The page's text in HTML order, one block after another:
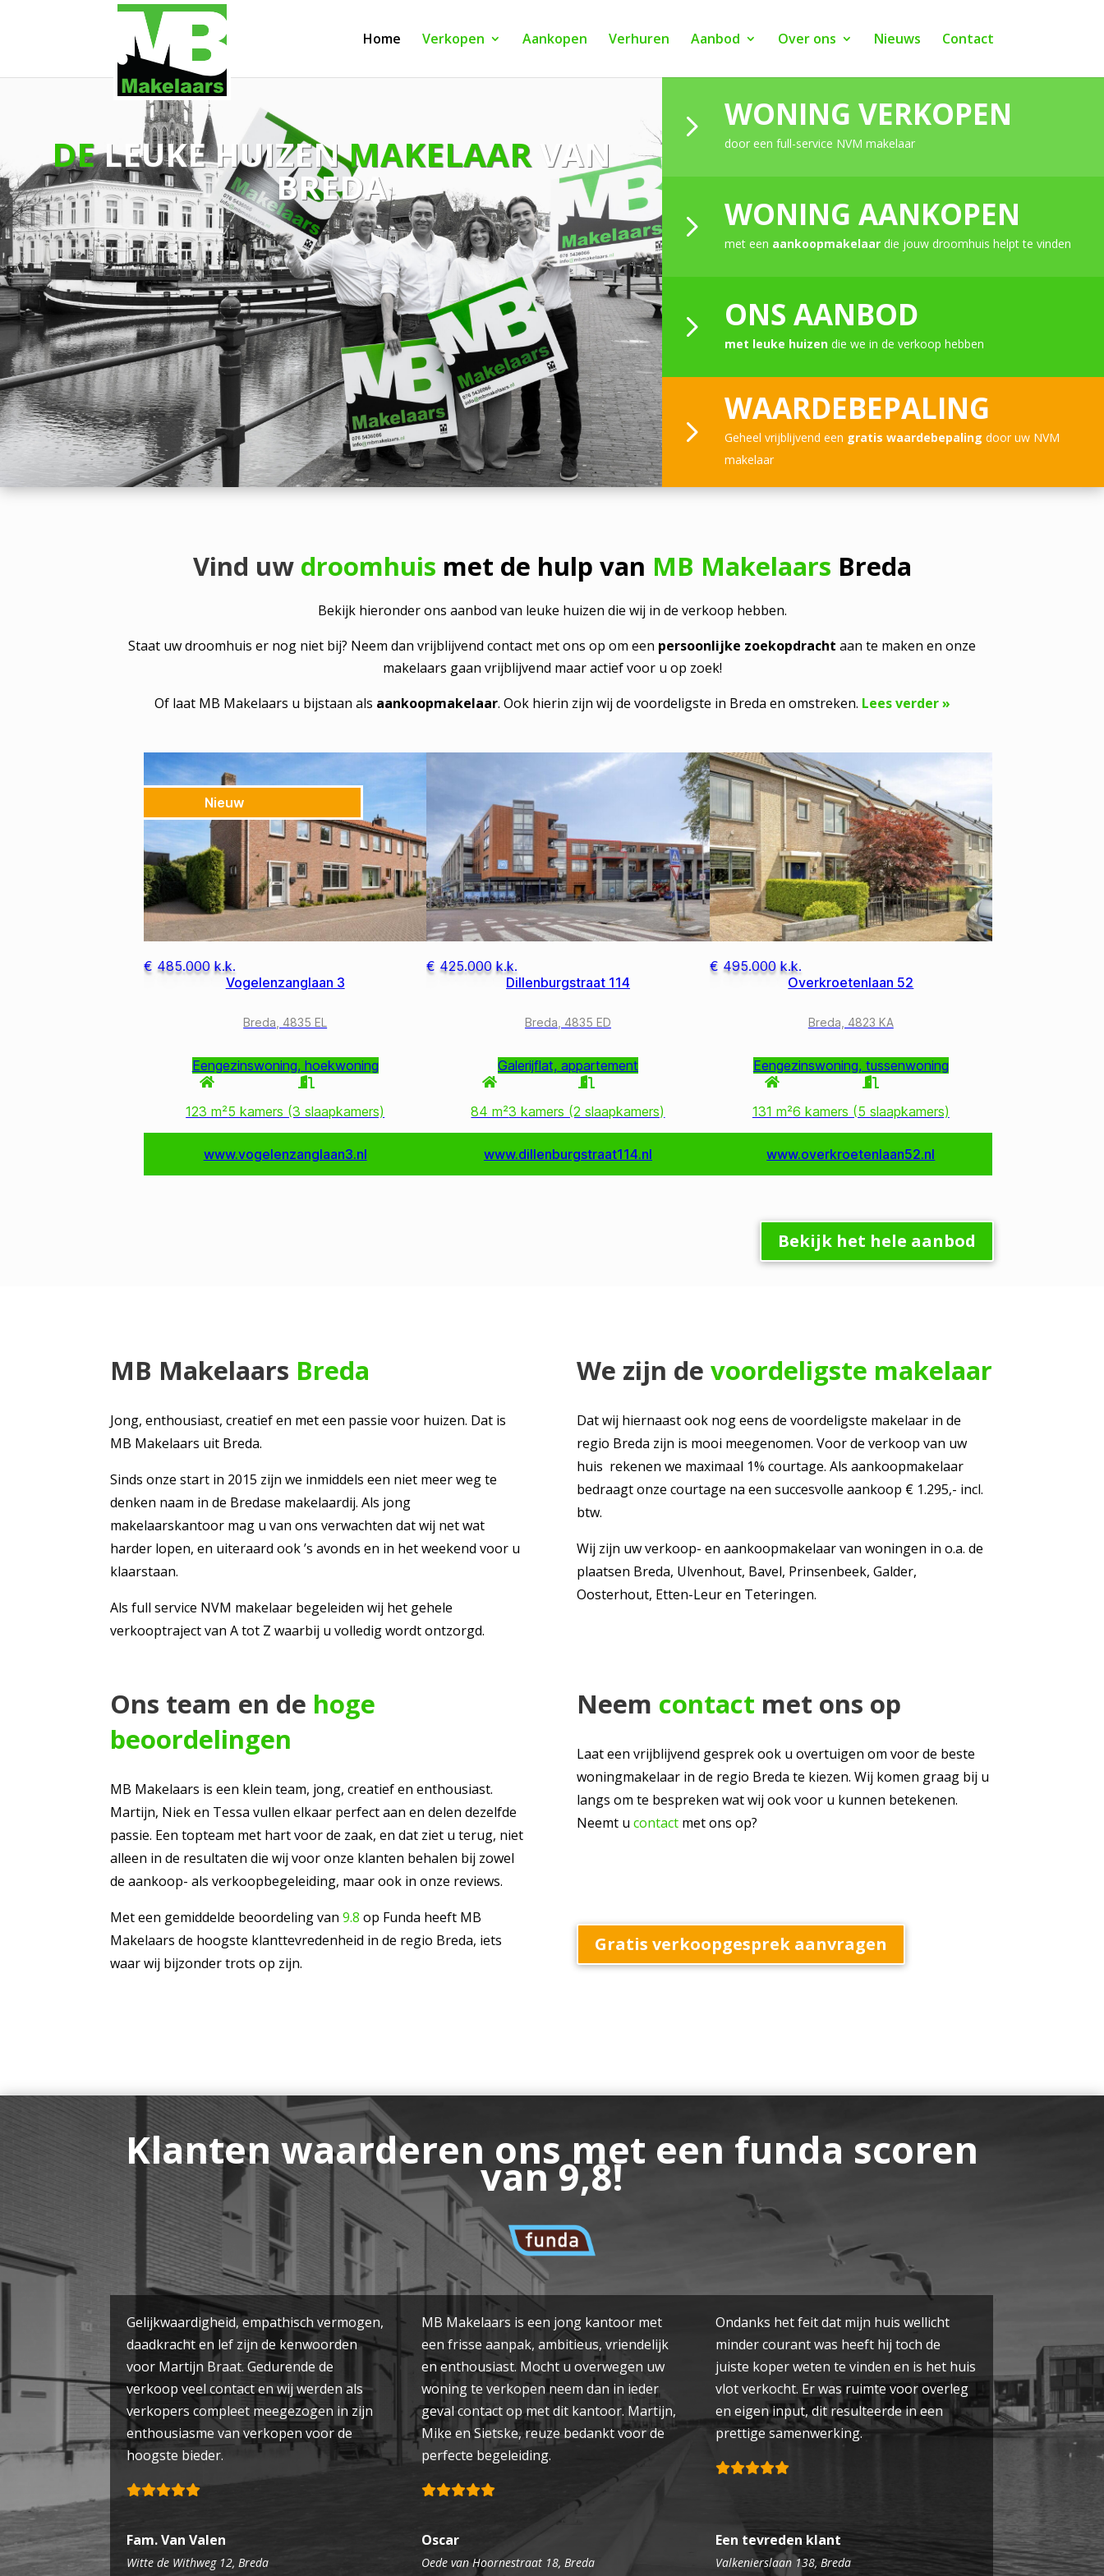
Home Verkopen Aankopen Verhuren Aanbod Over ons Nieuws Contact
DELEUKE HUIZENMAKELAARVAN
BREDA
WONING VERKOPEN
door een full-service NVM makelaar
WONING AANKOPEN
met een aankoopmakelaar die jouw droomhuis helpt te vinden
ONS AANBOD
met leuke huizen die we in de verkoop hebben
WAARDEBEPALING
Geheel vrijblijvend een gratis waardebepaling door uw NVM
makelaar
Vind uw droomhuis met de hulp van MB Makelaars Breda
Bekijk hieronder ons aanbod van leuke huizen die wij in de verkoop hebben.
Staat uw droomhuis er nog niet bij? Neem dan vrijblijvend contact met ons op om een persoonlijke zoekopdracht aan te maken en onze
makelaars gaan vrijblijvend maar actief voor u op zoek!
Of laat MB Makelaars u bijstaan als aankoopmakelaar. Ook hierin zijn wij de voordeligste in Breda en omstreken. Lees verder »
Bekijk het hele aanbod
MB Makelaars Breda
Jong, enthousiast, creatief en met een passie voor huizen. Dat is
MB Makelaars uit Breda.
Sinds onze start in 2015 zijn we inmiddels een niet meer weg te
denken naam in de Bredase makelaardij. Als jong
makelaarskantoor mag u van ons verwachten dat wij net wat
harder lopen, en uiteraard ook ’s avonds en in het weekend voor u
klaarstaan.
Als full service NVM makelaar begeleiden wij het gehele
verkooptraject van A tot Z waarbij u volledig wordt ontzorgd.
We zijn de voordeligste makelaar
Dat wij hiernaast ook nog eens de voordeligste makelaar in de
regio Breda zijn is mooi meegenomen. Voor de verkoop van uw
huis rekenen we maximaal 1% courtage. Als aankoopmakelaar
bedraagt onze courtage na een succesvolle aankoop € 1.295,- incl.
btw.
Wij zijn uw verkoop- en aankoopmakelaar van woningen in o.a. de
plaatsen Breda, Ulvenhout, Bavel, Prinsenbeek, Galder,
Oosterhout, Etten-Leur en Teteringen.
Ons team en de hoge
beoordelingen
MB Makelaars is een klein team, jong, creatief en enthousiast.
Martijn, Niek en Tessa vullen elkaar perfect aan en delen dezelfde
passie. Een topteam met hart voor de zaak, en dat ziet u terug, niet
alleen in de resultaten die wij voor onze klanten behalen bij zowel
de aankoop- als verkoopbegeleiding, maar ook in onze reviews.
Met een gemiddelde beoordeling van9.8 op Funda heeft MB
Makelaars de hoogste klanttevredenheid in de regio Breda, iets
waar wij bijzonder trots op zijn.
Neem contact met ons op
Laat een vrijblijvend gesprek ook u overtuigen om voor de beste
woningmakelaar in de regio Breda te kiezen. Wij komen graag bij u
langs om te bespreken wat wij ook voor u kunnen betekenen.
Neemt u contactmet ons op?
Gratis verkoopgesprek aanvragen
Klanten waarderen ons met een funda scoren
van 9,8!
Gelijkwaardigheid, empathisch vermogen,
daadkracht en lef zijn de kenwoorden
voor Martijn Braat. Gedurende de
verkoop veel contact en wij werden als
verkopers compleet meegezogen in zijn
enthousiasme van verkopen voor de
hoogste bieder.
Fam. Van Valen
Witte de Withweg 12, Breda
MB Makelaars is een jong kantoor met
een frisse aanpak, ambitieus, vriendelijk
en enthousiast. Mocht u overwegen uw
woning te verkopen neem dan in ieder
geval contact op met dit kantoor. Martijn,
Mike en Sietske, reuze bedankt voor de
perfecte begeleiding.
Oscar
Oede van Hoornestraat 18, Breda
Ondanks het feit dat mijn huis wellicht
minder courant was heeft hij toch de
juiste koper weten te vinden en is het huis
vlot verkocht. Er was ruimte voor overleg
en eigen input, dit resulteerde in een
prettige samenwerking.
Een tevreden klant
Valkenierslaan 138, Breda